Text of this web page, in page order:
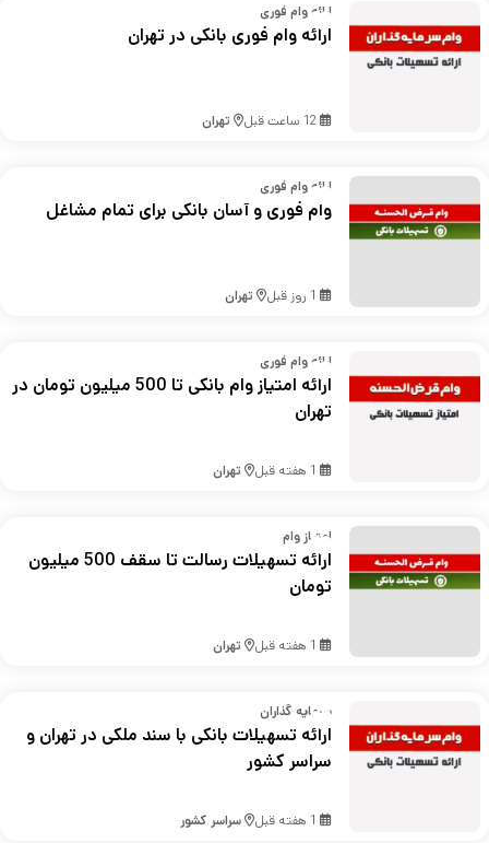
ارائه وام فوری
ارائه وام فوری بانکی در تهران
12 ساعت قبل تهران
ارائه وام فوری
وام فوری و آسان بانکی برای تمام مشاغل
1 روز قبل تهران
ارائه وام فوری
ارائه امتیاز وام بانکی تا 500 میلیون تومان در
تهران
1 هفته قبل تهران
امتیاز وام
ارائه تسهیلات رسالت تا سقف 500 میلیون
تومان
1 هفته قبل تهران
سرمایه گذاران
ارائه تسهیلات بانکی با سند ملکی در تهران و
سراسر کشور
1 هفته قبل سراسر کشور